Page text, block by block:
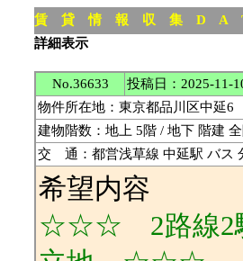
賃 貸 情 報 収 集 D
詳細表示
No.36633 投稿日：2025-11-
物件所在地：東京都品川区中延6
建物階数：地上 5階 / 地下 階建
交 通：都営浅草線 中延駅 バス
希望内容
☆☆☆ 2路線2駅